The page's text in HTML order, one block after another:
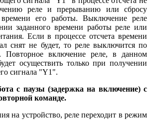
реле и прерыванию или сбросу
времени его работы. Выключение реле
заданного времени работы реле или
Если в процессе отсчета времени
снят не будет, то реле выключится по
Повторное включение реле, в данном
осуществить только при получении
сигнала "Y1".
с паузы (задержка на включение) с
команде.
на устройство, реле переходит в режим